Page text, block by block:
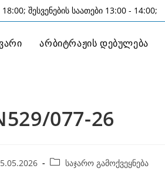
შესვენების საათები 13:00 - 14:00;
არბიტრაჟის დებულება
077-26
Post საჯარო გამოქვეყნება